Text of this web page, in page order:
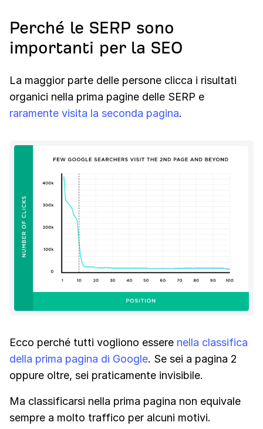
Perché le SERP sono
importanti per la SEO
La maggior parte delle persone clicca i risultati
organici nella prima pagine delle SERP e
raramente visita la seconda pagina.
Ecco perché tutti vogliono essere nella classifica
della prima pagina di Google. Se sei a pagina 2
oppure oltre, sei praticamente invisibile.
Ma classificarsi nella prima pagina non equivale
sempre a molto traffico per alcuni motivi.